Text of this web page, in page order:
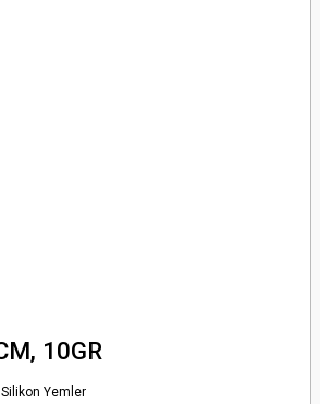
10GR
Silikon Yemler